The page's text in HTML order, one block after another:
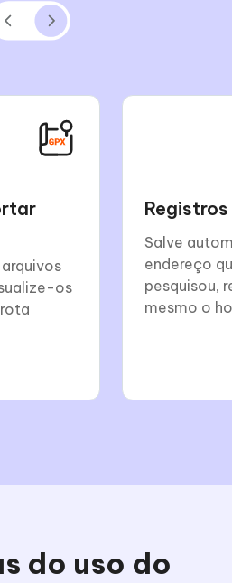
os
Salve
endereço
pesquisou,
mesmo o
do uso do